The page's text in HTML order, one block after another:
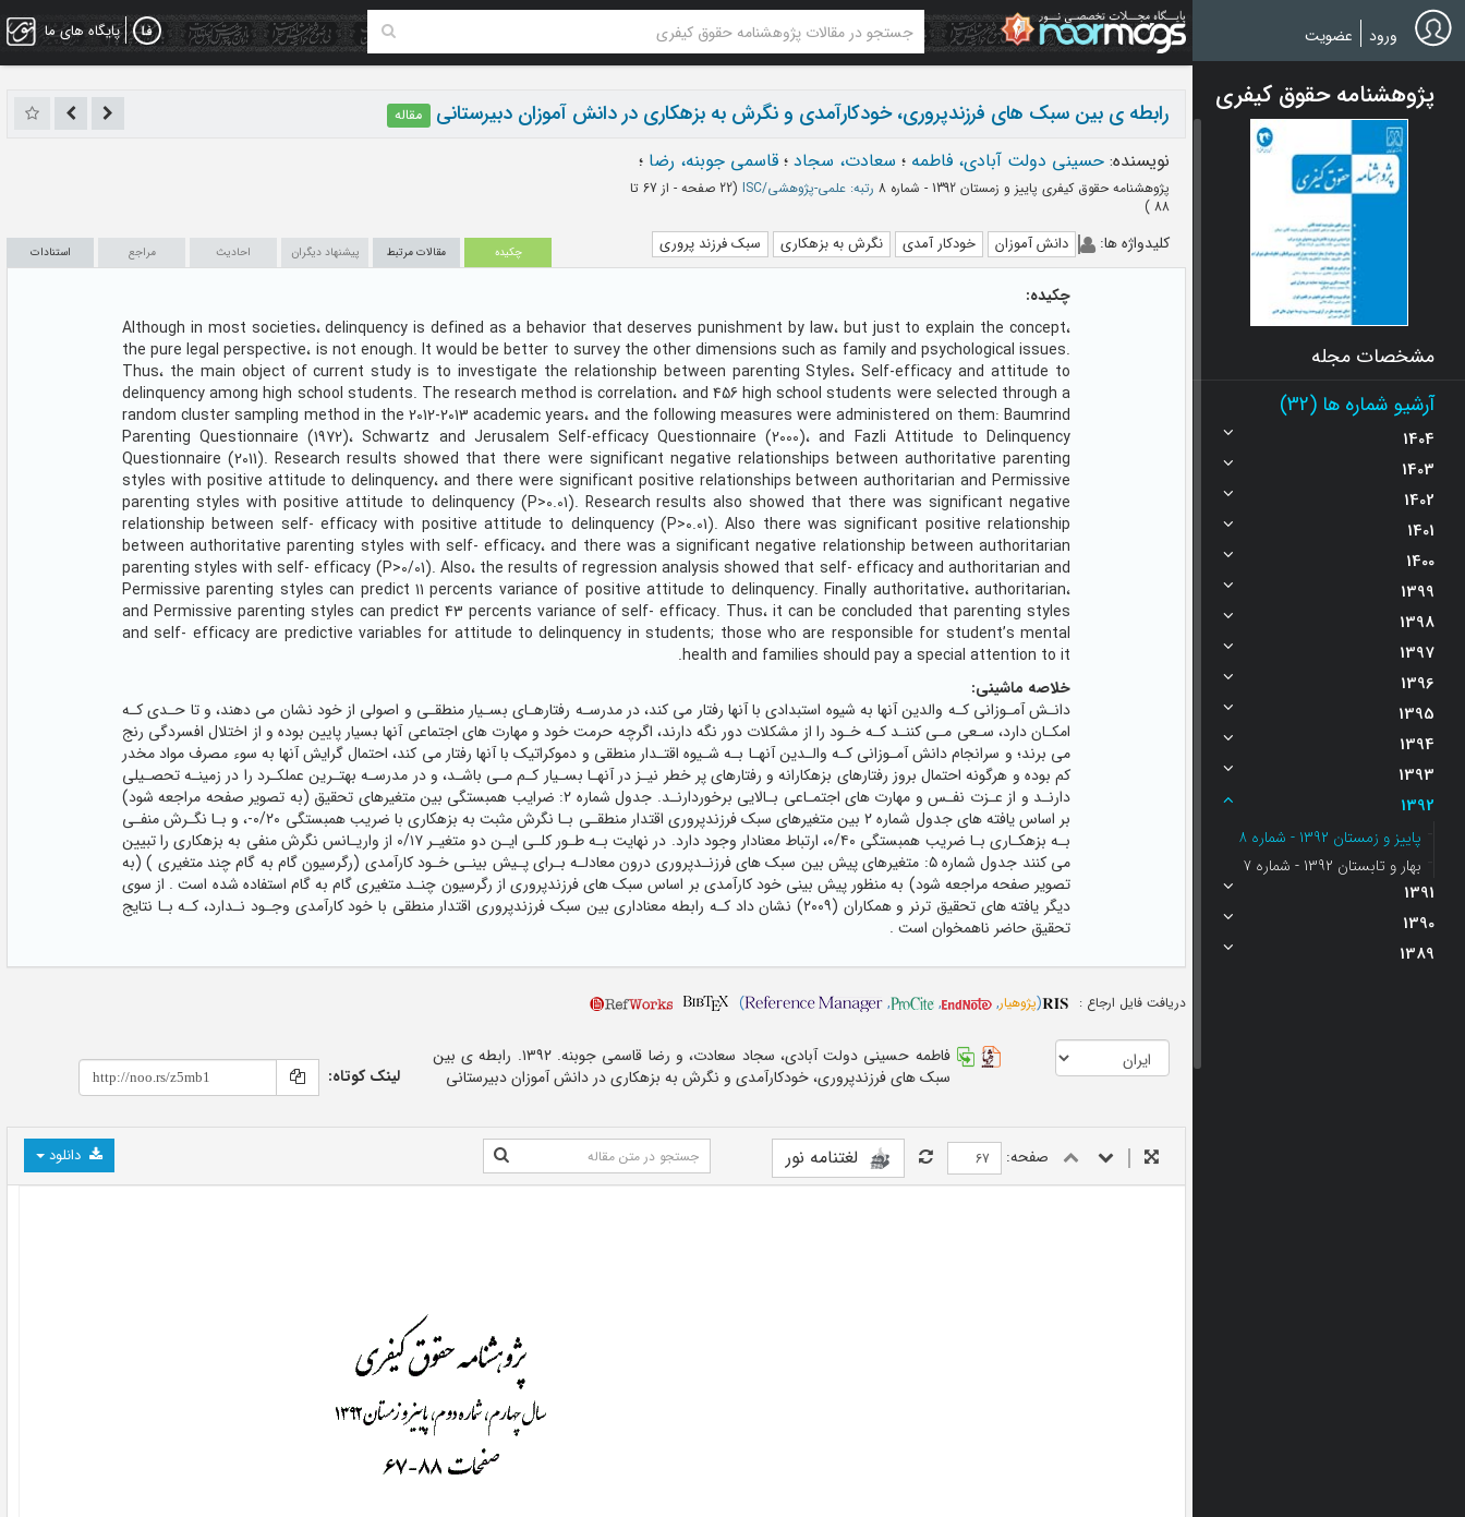
Skip
to
main
پایگاه های ما ورود عضویت
پژوهشنامه حقوق کیفری
مشخصات مجله
آرشیو شماره ها (32)
1404
1403
1402
1401
1400
1399
1398
1397
1396
1395
1394
1393
1392
پاییز و زمستان 1392 - شماره 8
بهار و تابستان 1392 - شماره 7
1391
1390
1389
رابطه ی بین سبک های فرزندپروری، خودکارآمدی و نگرش به بزهکاری در دانش آموزان دبیرستانی مقاله
نویسنده: حسینی دولت آبادی، فاطمه ؛ سعادت، سجاد ؛ قاسمی جوبنه، رضا ؛
پژوهشنامه حقوق کیفری پاییز و زمستان 1392 - شماره 8 رتبه: علمی-پژوهشی/ISC (‎22 صفحه -
از 67 تا
88
)
کلیدواژه ها: دانش آموزان خودکار آمدی نگرش به بزهکاری سبک فرزند پروری چکیده مقالات مرتبط پیشنهاد دیگران احادیث مراجع استنادات
چکیده:
Although in most societies، delinquency is defined as a behavior that deserves punishment by law، but just to explain the concept،
the pure legal perspective، is not enough. It would be better to survey the other dimensions such as family and psychological issues.
Thus، the main object of current study is to investigate the relationship between parenting Styles، Self-efficacy and attitude to
delinquency among high school students. The research method is correlation، and 456 high school students were selected through a
random cluster sampling method in the 2012-2013 academic years، and the following measures were administered on them: Baumrind
Parenting Questionnaire (1972)، Schwartz and Jerusalem Self-efficacy Questionnaire (2000)، and Fazli Attitude to Delinquency
Questionnaire (2011). Research results showed that there were significant negative relationships between authoritative parenting
styles with positive attitude to delinquency، and there were significant positive relationships between authoritarian and Permissive
parenting styles with positive attitude to delinquency (P>0.01). Research results also showed that there was significant negative
relationship between self- efficacy with positive attitude to delinquency (P>0.01). Also there was significant positive relationship
between authoritative parenting styles with self- efficacy، and there was a significant negative relationship between authoritarian
parenting styles with self- efficacy (P>0/01). Also، the results of regression analysis showed that self- efficacy and authoritarian and
Permissive parenting styles can predict 11 percents variance of positive attitude to delinquency. Finally authoritative، authoritarian،
and Permissive parenting styles can predict 43 percents variance of self- efficacy. Thus، it can be concluded that parenting styles
and self- efficacy are predictive variables for attitude to delinquency in students; those who are responsible for student’s mental
health and families should pay a special attention to it.
خلاصه ماشینی:
دانـش آمـوزانی کـه والدین آنها به شیوه استبدادی با آنها رفتار می کند، در مدرسـه رفتارهـای بسـیار منطقـی و اصولی از خود نشان می دهند، و تا حـدی کـه
امکـان دارد، سـعی مـی کننـد کـه خـود را از مشکلات دور نگه دارند، اگرچه حرمت خود و مهارت های اجتماعی آنها بسیار پایین بوده و از اختلال افسردگی رنج
می برند؛ و سرانجام دانش آمـوزانی کـه والـدین آنهـا بـه شـیوه اقتـدار منطقی و دموکراتیک با آنها رفتار می کند، احتمال گرایش آنها به سوء مصرف مواد مخدر
کم بوده و هرگونه احتمال بروز رفتارهای بزهکارانه و رفتارهای پر خطر نیـز در آنهـا بسـیار کـم مـی باشـد، و در مدرسـه بهتـرین عملکـرد را در زمینـه تحصـیلی
دارنـد و از عـزت نفـس و مهارت های اجتمـاعی بـالایی برخوردارنـد. جدول شماره ٢: ضرایب همبستگی بین متغیرهای تحقیق (به تصویر صفحه مراجعه شود)
بر اساس یافته های جدول شماره ٢ بین متغیرهای سبک فرزندپروری اقتدار منطقـی بـا نگرش مثبت به بزهکاری با ضریب همبستگی ٠/٢٠-، و بـا نگـرش منفـی
بـه بزهکـاری بـا ضریب همبستگی ٠/٤٠، ارتباط معنادار وجود دارد. در نهایت بـه طـور کلـی ایـن دو متغیـر ٠/١٧ از واریـانس نگرش منفی به بزهکاری را تبیین
می کنند جدول شماره ٥: متغیرهای پیش بین سبک های فرزنـدپروری درون معادلـه بـرای پـیش بینـی خـود کارآمدی (رگرسیون گام به گام چند متغیری ) (به
تصویر صفحه مراجعه شود) به منظور پیش بینی خود کارآمدی بر اساس سبک های فرزندپروری از رگرسیون چنـد متغیری گام به گام استفاده شده است . از سوی
دیگر یافته های تحقیق ترنر و همکاران (٢٠٠٩) نشان داد کـه رابطه معناداری بین سبک فرزندپروری اقتدار منطقی با خود کارآمدی وجـود نـدارد، کـه بـا نتایج
تحقیق حاضر ناهمخوان است .
دریافت فایل ارجاع : (پژوهیار,
,
,
)
فاطمه حسینی دولت آبادی، سجاد سعادت، و رضا قاسمی جوبنه. ۱۳۹۲. رابطه ی بین
سبک های فرزندپروری، خودکارآمدی و نگرش به بزهکاری در دانش آموزان دبیرستانی
لینک کوتاه:
صفحه: لغتنامه نور دانلود